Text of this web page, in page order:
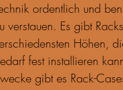
ordentlich und
verstauen. Es gibt
Höhen,
fest installieren
gibt es Rack-